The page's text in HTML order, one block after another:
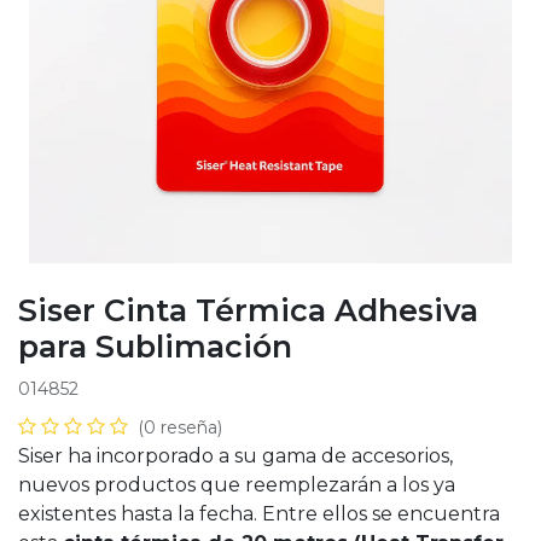
Siser Cinta Térmica Adhesiva
para Sublimación
014852
(0 reseña)
Siser ha incorporado a su gama de accesorios,
nuevos productos que reemplezarán a los ya
existentes hasta la fecha. Entre ellos se encuentra